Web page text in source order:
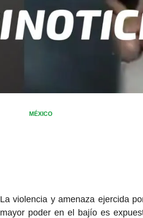
MÉXICO
La violencia y amenaza ejercida
mayor poder en el bajío es